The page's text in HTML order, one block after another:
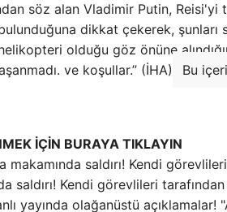
söz alan Vladimir Putin,
dikkat çekerek, şunları
olduğu göz önüne
ve koşullar.” (İHA)
Bu
İÇİN BURAYA TIKLAYIN
saldırı! Kendi görevlileri